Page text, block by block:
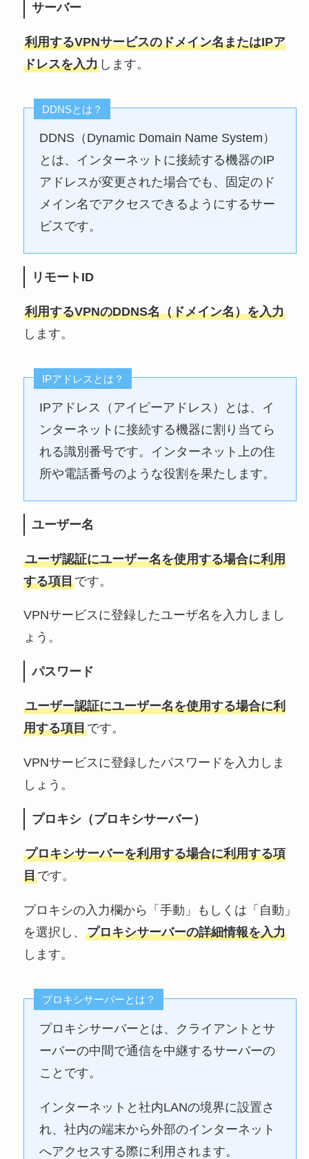
サーバー
利用するVPNサービスのドメイン名またはIPア
ドレスを入力します。
DDNSとは？
DDNS（Dynamic Domain Name System）
とは、インターネットに接続する機器のIP
アドレスが変更された場合でも、固定のド
メイン名でアクセスできるようにするサー
ビスです。
リモートID
利用するVPNのDDNS名（ドメイン名）を入力
します。
IPアドレスとは？
IPアドレス（アイピーアドレス）とは、イ
ンターネットに接続する機器に割り当てら
れる識別番号です。インターネット上の住
所や電話番号のような役割を果たします。
ユーザー名
ユーザ認証にユーザー名を使用する場合に利用
する項目です。
VPNサービスに登録したユーザ名を入力しまし
ょう。
パスワード
ユーザー認証にユーザー名を使用する場合に利
用する項目です。
VPNサービスに登録したパスワードを入力しま
しょう。
プロキシ（プロキシサーバー）
プロキシサーバーを利用する場合に利用する項
目です。
プロキシの入力欄から「手動」もしくは「自動」
を選択し、 プロキシサーバーの詳細情報を入力
します。
プロキシサーバーとは？
プロキシサーバーとは、クライアントとサ
ーバーの中間で通信を中継するサーバーの
ことです。
インターネットと社内LANの境界に設置さ
れ、社内の端末から外部のインターネット
へアクセスする際に利用されます。